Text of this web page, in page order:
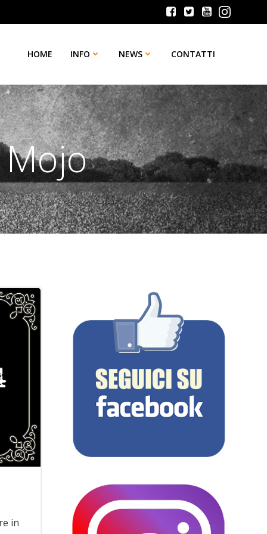
HOME INFO NEWS CONTATTI
in